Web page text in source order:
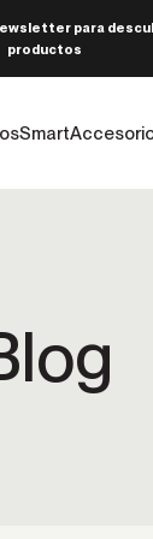
para
productos
Smart